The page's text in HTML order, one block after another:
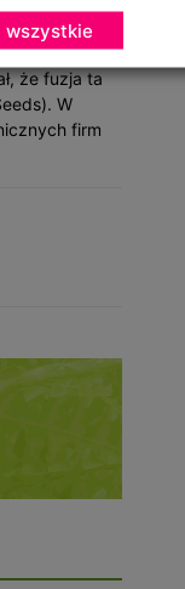
Adamczyk
że fuzja ta
W
firm
wszystkie